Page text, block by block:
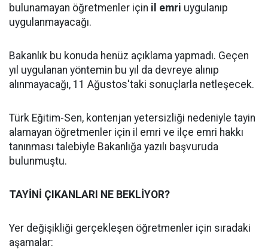
bulunamayan öğretmenler için il emri uygulanıp
uygulanmayacağı.
Bakanlık bu konuda henüz açıklama yapmadı. Geçen
yıl uygulanan yöntemin bu yıl da devreye alınıp
alınmayacağı, 11 Ağustos'taki sonuçlarla netleşecek.
Türk Eğitim-Sen, kontenjan yetersizliği nedeniyle tayin
alamayan öğretmenler için il emri ve ilçe emri hakkı
tanınması talebiyle Bakanlığa yazılı başvuruda
bulunmuştu.
TAYİNİ ÇIKANLARI NE BEKLİYOR?
Yer değişikliği gerçekleşen öğretmenler için sıradaki
aşamalar: